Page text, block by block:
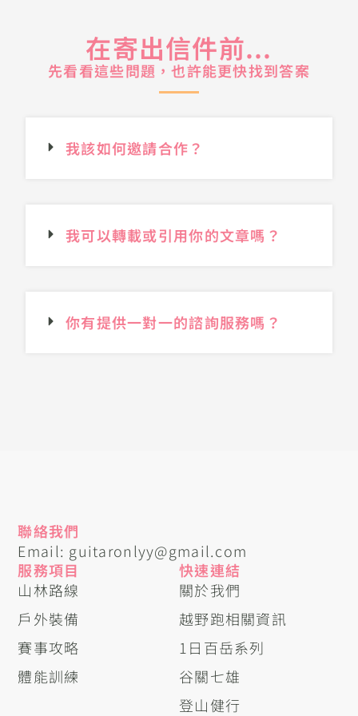
在寄出信件前...
先看看這些問題，也許能更快找到答案
我該如何邀請合作？
我可以轉載或引用你的文章嗎？
你有提供一對一的諮詢服務嗎？
服務項目
山林路線
戶外裝備
賽事攻略
體能訓練
快速連結
關於我們
越野跑相關資訊
1日百岳系列
谷關七雄
登山健行
聯絡我們
Email: guitaronlyy@gmail.com